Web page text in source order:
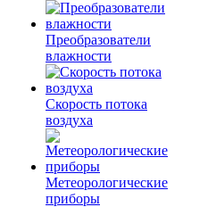
Преобразователи
влажности
Скорость потока
воздуха
Метеорологические
приборы